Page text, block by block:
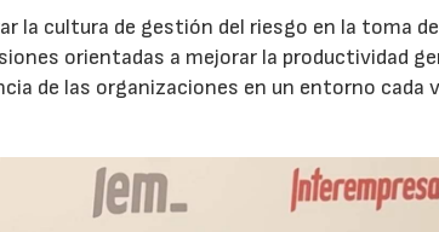
la cultura de gestión del riesgo en la toma de
orientadas a mejorar la productividad
de las organizaciones en un entorno cada